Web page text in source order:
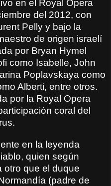
en el Royal Opera
del 2012, con
Pelly y bajo la
de origen israelí
por Bryan Hymel
como Isabelle, John
Poplavskaya como
Alberti, entre otros.
por la Royal Opera
coral del
en la leyenda
quien según
otro que el duque
(padre de